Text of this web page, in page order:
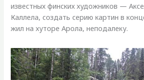
известных финских художников —
Каллела, создать серию картин в
жил на хуторе Арола, неподалеку.